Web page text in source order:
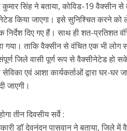
सिंह ने बताया, कोविड-19 वैक्सीन से
किया जाएगा। इसे सुनिश्चित करने को
निर्देश दिए गए हैं। साथ ही शत-प्रतिशत
गया। ताकि वैक्सीन से वंचित एक भी
जिले वासी पूर्ण रूप से वैक्सीनेटेड हो
सेविका एवं आशा कार्यकर्ताओं द्वारा घर-
जाएगी।
तीन दिवसीय सर्वे :
डॉ देवनंदन पासवान ने बताया,